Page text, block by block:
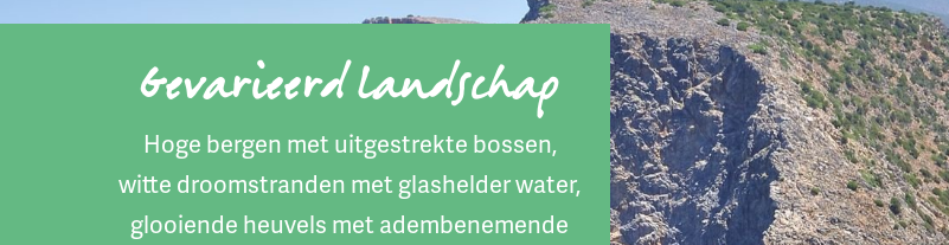
Gevarieerd landschap
Hoge bergen met uitgestrekte bossen,
witte droomstranden met glashelder water,
glooiende heuvels met adembenemende